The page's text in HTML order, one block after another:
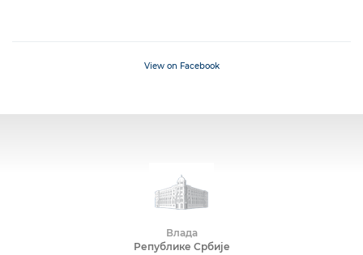
View on Facebook
Влада
Републике Србије